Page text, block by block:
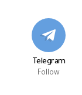
Telegram
Follow